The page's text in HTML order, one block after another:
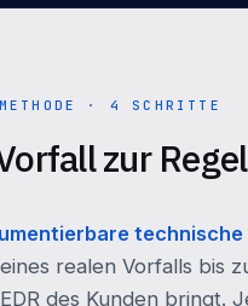
· 4 SCHRITTE
zur Regel
technische
realen Vorfalls bis
des Kunden bringt.